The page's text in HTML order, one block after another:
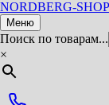
NORDBERG-SHOP
Меню
Поиск по товарам...
×